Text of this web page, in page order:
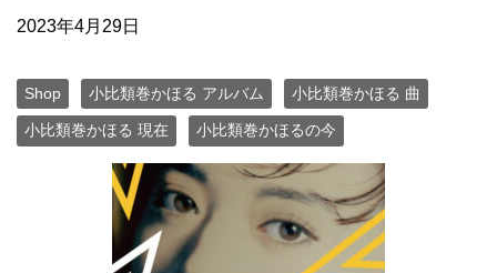
2023年4月29日
Shop 小比類巻かほる アルバム 小比類巻かほる 曲
小比類巻かほる 現在 小比類巻かほるの今